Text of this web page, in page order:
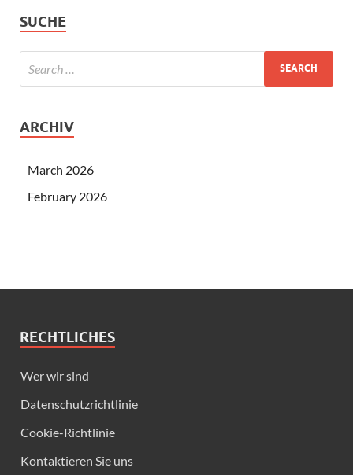
SUCHE
ARCHIV
March 2026
February 2026
RECHTLICHES
Wer wir sind
Datenschutzrichtlinie
Cookie-Richtlinie
Kontaktieren Sie uns